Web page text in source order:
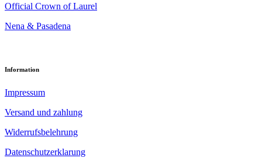
Official Crown of Laurel
Nena & Pasadena
Information
Impressum
Versand und zahlung
Widerrufsbelehrung
Datenschutzerklarung